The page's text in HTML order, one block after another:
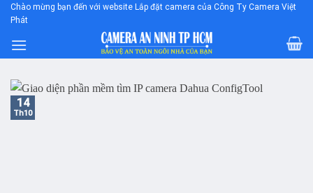
Skip
content
Chào mừng bạn đến với website Lắp đặt camera của Công Ty Camera Việt
Phát
14
Th10